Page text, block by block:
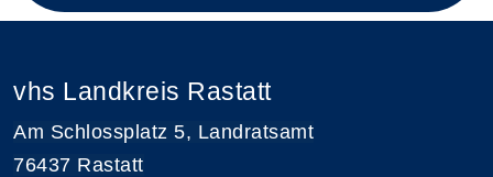
vhs Landkreis Rastatt
Am Schlossplatz 5, Landratsamt
76437 Rastatt